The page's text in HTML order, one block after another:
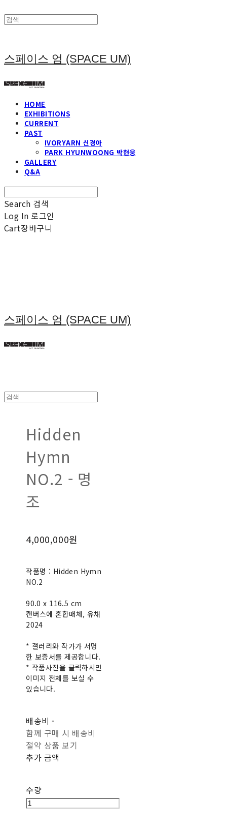
스페이스 엄 (SPACE UM)
HOME
EXHIBITIONS
CURRENT
PAST
IVORYARN 신경아
PARK HYUNWOONG 박현웅
GALLERY
Q&A
Search 검색
Log In 로그인
Cart장바구니
스페이스 엄 (SPACE UM)
Hidden
Hymn
NO.2 - 명
조
4,000,000원
작품명 : Hidden Hymn
NO.2
90.0 x 116.5 cm
캔버스에 혼합매체, 유채
2024
* 갤러리와 작가가 서명
한 보증서를 제공합니다.
* 작품사진을 클릭하시면
이미지 전체를 보실 수
있습니다.
배송비-
함께 구매 시 배송비
절약 상품 보기
추가 금액
수량